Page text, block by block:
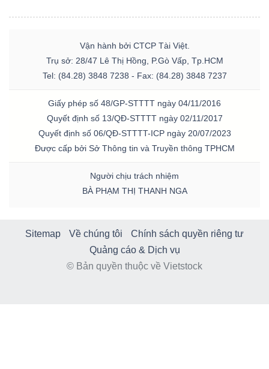
Vận hành bởi CTCP Tài Việt.
Trụ sở: 28/47 Lê Thị Hồng, P.Gò Vấp, Tp.HCM
Tel: (84.28) 3848 7238 - Fax: (84.28) 3848 7237
Giấy phép số 48/GP-STTTT ngày 04/11/2016
Quyết định số 13/QĐ-STTTT ngày 02/11/2017
Quyết định số 06/QĐ-STTTT-ICP ngày 20/07/2023
Được cấp bởi Sở Thông tin và Truyền thông TPHCM
Người chịu trách nhiệm
BÀ PHẠM THỊ THANH NGA
Sitemap Về chúng tôi
Chính sách quyền riêng tư
Quảng cáo & Dịch vụ
© Bản quyền thuộc về Vietstock